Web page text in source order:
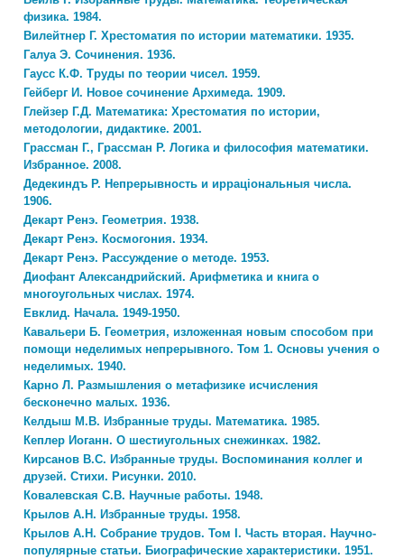
физика. 1984.
Вилейтнер Г. Хрестоматия по истории математики. 1935.
Галуа Э. Сочинения. 1936.
Гаусс К.Ф. Труды по теории чисел. 1959.
Гейберг И. Новое сочинение Архимеда. 1909.
Глейзер Г.Д. Математика: Хрестоматия по истории,
методологии, дидактике. 2001.
Грассман Г., Грассман Р. Логика и философия математики.
Избранное. 2008.
Дедекиндъ Р. Непрерывность и ирраціональныя числа.
1906.
Декарт Ренэ. Геометрия. 1938.
Декарт Ренэ. Космогония. 1934.
Декарт Ренэ. Рассуждение о методе. 1953.
Диофант Александрийский. Арифметика и книга о
многоугольных числах. 1974.
Евклид. Начала. 1949-1950.
Кавальери Б. Геометрия, изложенная новым способом при
помощи неделимых непрерывного. Том 1. Основы учения о
неделимых. 1940.
Карно Л. Размышления о метафизике исчисления
бесконечно малых. 1936.
Келдыш М.В. Избранные труды. Математика. 1985.
Кеплер Иоганн. О шестиугольных снежинках. 1982.
Кирсанов В.С. Избранные труды. Воспоминания коллег и
друзей. Стихи. Рисунки. 2010.
Ковалевская С.В. Научные работы. 1948.
Крылов А.Н. Избранные труды. 1958.
Крылов А.Н. Собрание трудов. Том I. Часть вторая. Научно-
популярные статьи. Биографические характеристики. 1951.